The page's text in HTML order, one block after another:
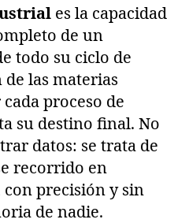
es la capacidad
de un
todo su ciclo de
las materias
proceso de
su destino final. No
datos: se trata de
recorrido en
precisión y sin
de nadie.